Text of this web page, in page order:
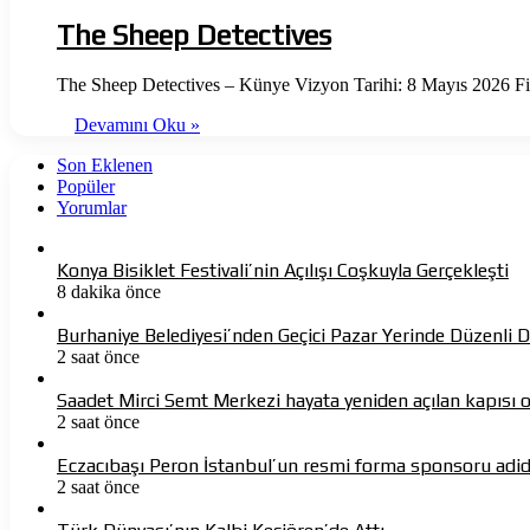
The Sheep Detectives
The Sheep Detectives – Künye Vizyon Tarihi: 8 Mayıs
Devamını Oku »
Son Eklenen
Popüler
Yorumlar
Konya Bisiklet Festivali’nin Açılışı Coşkuyla Gerçekleşti
8 dakika önce
Burhaniye Belediyesi’nden Geçici Pazar Yerinde Düzenli
2 saat önce
Saadet Mirci Semt Merkezi hayata yeniden açılan kapısı
2 saat önce
Eczacıbaşı Peron İstanbul’un resmi forma sponsoru
2 saat önce